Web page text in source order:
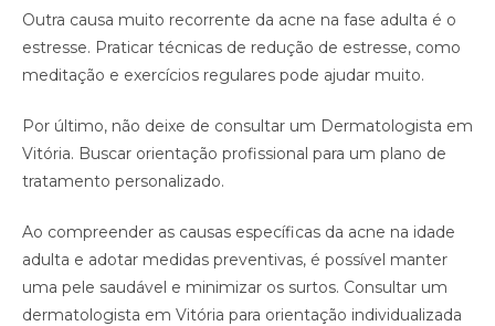
Outra causa muito recorrente da acne na fase adulta é o
estresse. Praticar técnicas de redução de estresse, como
meditação e exercícios regulares pode ajudar muito.
Por último, não deixe de consultar um Dermatologista em
Vitória. Buscar orientação profissional para um plano de
tratamento personalizado.
Ao compreender as causas específicas da acne na idade
adulta e adotar medidas preventivas, é possível manter
uma pele saudável e minimizar os surtos. Consultar um
dermatologista em Vitória para orientação individualizada